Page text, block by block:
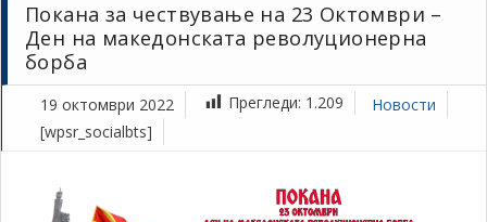
Покана за чествување на 23 Октомври –
Ден на македонската револуционерна
борба
19 октомври 2022 Прегледи: 1.209
Новости
[wpsr_socialbts]